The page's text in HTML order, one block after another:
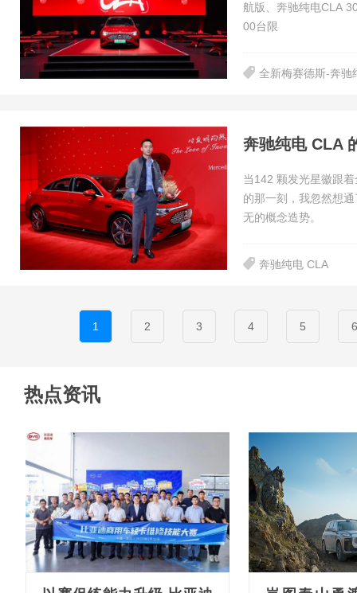
航版、奔驰纯电CLA
00台限
全新梅赛德斯-奔驰
奔驰纯电 CLA
当142 颗发光星徽跟
的那一刻，我忽然想
无的概念造势。
奔驰纯电 CLA
1 2 3 4 5 6
热点资讯